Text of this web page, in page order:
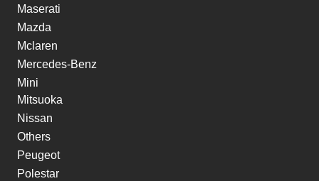
Maserati
Mazda
Mclaren
Mercedes-Benz
Mini
Mitsuoka
Nissan
Others
Peugeot
Polestar